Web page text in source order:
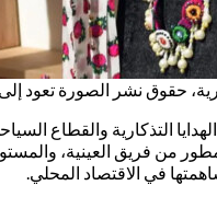
حقوق نشر الصورة تعود إلى
التذكارية والقطاع
من فريق العينية،
في الاقتصاد المحلي.